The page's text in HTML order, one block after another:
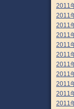
2011
2011
2011
2011
2011
2011
2011
2011
2011
2011
2011